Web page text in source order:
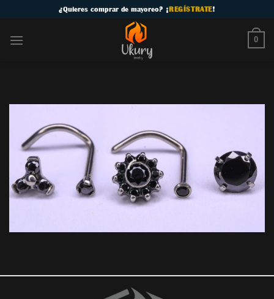
content
¿Quieres comprar de mayoreo? ¡REGÍSTRATE!
0